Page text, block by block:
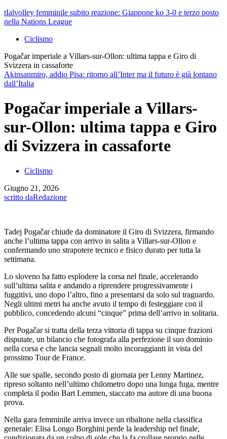
tIalvolley femminile subito reazione: Giappone ko 3-0 e terzo posto
nella Nations League
Ciclismo
Pogačar imperiale a Villars-sur-Ollon: ultima tappa e Giro di
Svizzera in cassaforte
Akinsanmiro, addio Pisa: ritorno all’Inter ma il futuro è già lontano
dall’Italia
Pogačar imperiale a Villars-
sur-Ollon: ultima tappa e Giro
di Svizzera in cassaforte
Ciclismo
Giugno 21, 2026
scritto daRedazione
Tadej Pogačar chiude da dominatore il Giro di Svizzera, firmando
anche l’ultima tappa con arrivo in salita a Villars-sur-Ollon e
confermando uno strapotere tecnico e fisico durato per tutta la
settimana.
Lo sloveno ha fatto esplodere la corsa nel finale, accelerando
sull’ultima salita e andando a riprendere progressivamente i
fuggitivi, uno dopo l’altro, fino a presentarsi da solo sul traguardo.
Negli ultimi metri ha anche avuto il tempo di festeggiare con il
pubblico, concedendo alcuni “cinque” prima dell’arrivo in solitaria.
Per Pogačar si tratta della terza vittoria di tappa su cinque frazioni
disputate, un bilancio che fotografa alla perfezione il suo dominio
nella corsa e che lancia segnali molto incoraggianti in vista del
prossimo Tour de France.
Alle sue spalle, secondo posto di giornata per Lenny Martinez,
ripreso soltanto nell’ultimo chilometro dopo una lunga fuga, mentre
completa il podio Bart Lemmen, staccato ma autore di una buona
prova.
Nella gara femminile arriva invece un ribaltone nella classifica
generale: Elisa Longo Borghini perde la leadership nel finale,